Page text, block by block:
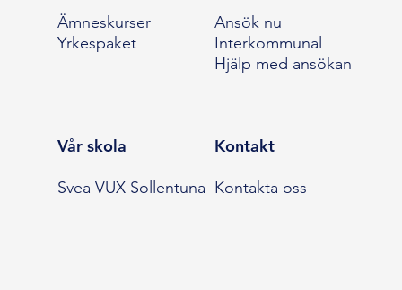
Ämneskurser
Yrkespaket
Ansök nu
Interkommunal
Hjälp med ansökan
Vår skola
Svea VUX Sollentuna
Kontakt
Kontakta oss